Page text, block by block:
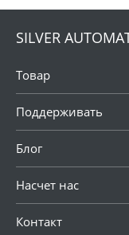
SILVER
Товар
Поддерживать
Блог
Насчет нас
Контакт